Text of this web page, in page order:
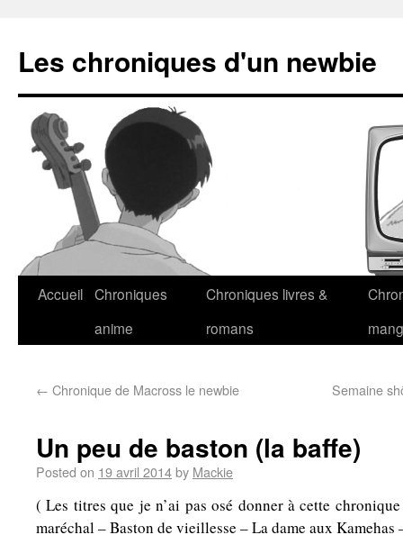
Les chroniques d'un newbie
Accueil Chroniques
anime
Chroniques livres &
romans
← Chronique de Macross le newbie Semaine
Un peu de baston (la baffe)
Posted on 19 avril 2014by Mackie
( Les titres que je n’ai pas osé donner à cette
maréchal – Baston de vieillesse – La dame aux